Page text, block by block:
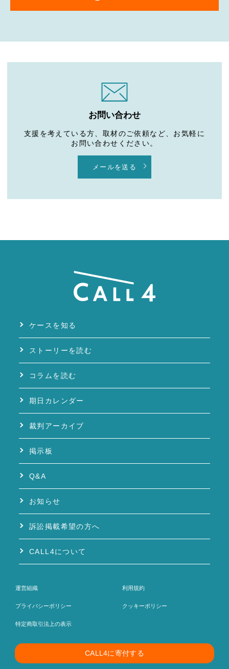
お問い合わせ
支援を考えている方、取材のご依頼など、お気軽に
お問い合わせください。
メールを送る
ケースを知る
ストーリーを読む
コラムを読む
期日カレンダー
裁判アーカイブ
掲示板
Q&A
お知らせ
訴訟掲載希望の方へ
CALL4について
運営組織 利用規約
プライバシーポリシー クッキーポリシー
特定商取引法上の表示
CALL4に寄付する